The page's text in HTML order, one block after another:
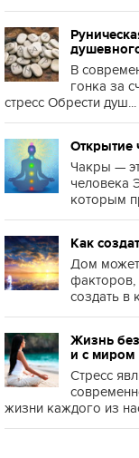
В
гонка за
стресс Обрести душ...
Открытие
Чакры —
человека
которым
Как
Дом может
факторов,
создать в
Жизнь без
и с миром
Стресс
жизни каждого из